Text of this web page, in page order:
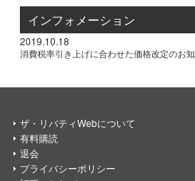
インフォメーション
2019.10.18
消費税率引き上げに合わせた価格改定のお
ザ・リバティWebについて
有料購読
退会
プライバシーポリシー